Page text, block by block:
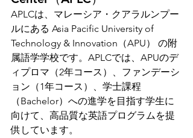
APLCは、マレーシア・クアラルンプー
ルにある Asia Pacific University of
Technology & Innovation （APU） の附
属語学学校です。APLCでは、APUのデ
ィプロマ（2年コース）、ファンデーシ
ョン（1年コース）、学士課程
（Bachelor）への進学を目指す学生に
向けて、高品質な英語プログラムを提
供しています。